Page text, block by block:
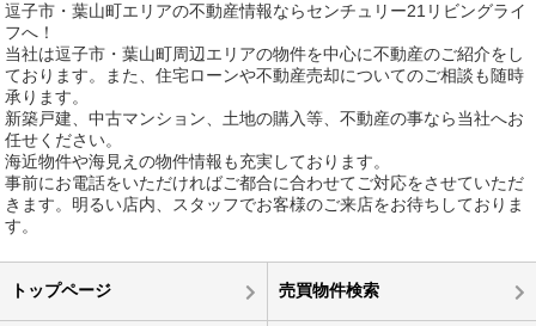
逗子市・葉山町エリアの不動産情報ならセンチュリー21リビングライ
フへ！
当社は逗子市・葉山町周辺エリアの物件を中心に不動産のご紹介をし
ております。また、住宅ローンや不動産売却についてのご相談も随時
承ります。
新築戸建、中古マンション、土地の購入等、不動産の事なら当社へお
任せください。
海近物件や海見えの物件情報も充実しております。
事前にお電話をいただければご都合に合わせてご対応をさせていただ
きます。明るい店内、スタッフでお客様のご来店をお待ちしておりま
す。
トップページ 売買物件検索